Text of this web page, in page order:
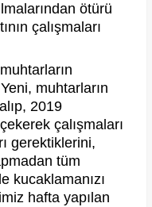
ötürü
çalışmaları
muhtarların
2019
çalışmaları
gerektiklerini,
tüm
kucaklamanızı
hafta yapılan